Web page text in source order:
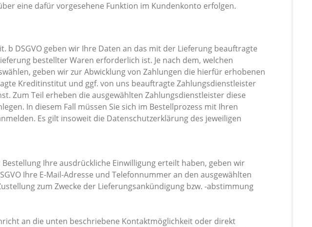
eine dafür vorgesehene Funktion im Kundenkonto erfolgen.
b DSGVO geben wir Ihre Daten an das mit der Lieferung beauftragte
bestellter Waren erforderlich ist. Je nach dem, welchen
geben wir zur Abwicklung von Zahlungen die hierfür erhobenen
Kreditinstitut und ggf. von uns beauftragte Zahlungsdienstleister
Zum Teil erheben die ausgewählten Zahlungsdienstleister diese
In diesem Fall müssen Sie sich im Bestellprozess mit Ihren
Es gilt insoweit die Datenschutzerklärung des jeweiligen
Ihre ausdrückliche Einwilligung erteilt haben, geben wir
Ihre E-Mail-Adresse und Telefonnummer an den ausgewählten
zum Zwecke der Lieferungsankündigung bzw. -abstimmung
an die unten beschriebene Kontaktmöglichkeit oder direkt